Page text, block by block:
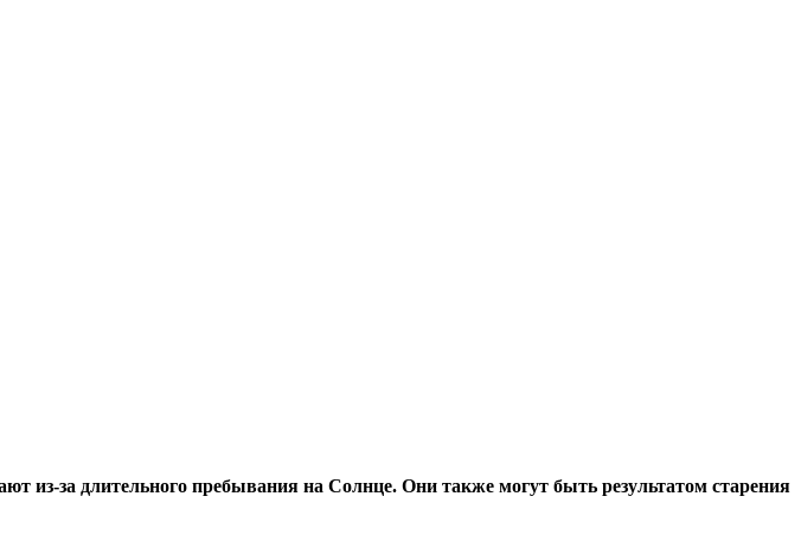
из-за длительного пребывания на Солнце. Они также могут быть результатом старения